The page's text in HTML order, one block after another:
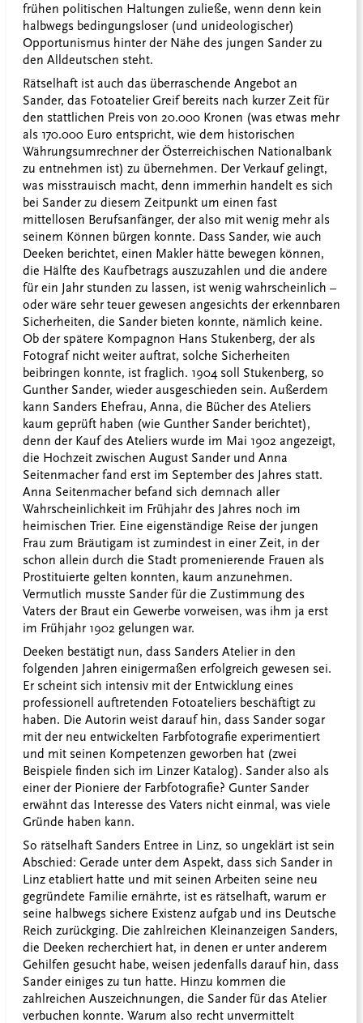
frühen politischen Haltungen zuließe, wenn denn kein
halbwegs bedingungsloser (und unideologischer)
Opportunismus hinter der Nähe des jungen Sander zu
den Alldeutschen steht.
Rätselhaft ist auch das überraschende Angebot an
Sander, das Fotoatelier Greif bereits nach kurzer Zeit für
den stattlichen Preis von 20.000 Kronen (was etwas mehr
als 170.000 Euro entspricht, wie dem historischen
Währungsumrechner der Österreichischen Nationalbank
zu entnehmen ist) zu übernehmen. Der Verkauf gelingt,
was misstrauisch macht, denn immerhin handelt es sich
bei Sander zu diesem Zeitpunkt um einen fast
mittellosen Berufsanfänger, der also mit wenig mehr als
seinem Können bürgen konnte. Dass Sander, wie auch
Deeken berichtet, einen Makler hätte bewegen können,
die Hälfte des Kaufbetrags auszuzahlen und die andere
für ein Jahr stunden zu lassen, ist wenig wahrscheinlich –
oder wäre sehr teuer gewesen angesichts der erkennbaren
Sicherheiten, die Sander bieten konnte, nämlich keine.
Ob der spätere Kompagnon Hans Stukenberg, der als
Fotograf nicht weiter auftrat, solche Sicherheiten
beibringen konnte, ist fraglich. 1904 soll Stukenberg, so
Gunther Sander, wieder ausgeschieden sein. Außerdem
kann Sanders Ehefrau, Anna, die Bücher des Ateliers
kaum geprüft haben (wie Gunther Sander berichtet),
denn der Kauf des Ateliers wurde im Mai 1902 angezeigt,
die Hochzeit zwischen August Sander und Anna
Seitenmacher fand erst im September des Jahres statt.
Anna Seitenmacher befand sich demnach aller
Wahrscheinlichkeit im Frühjahr des Jahres noch im
heimischen Trier. Eine eigenständige Reise der jungen
Frau zum Bräutigam ist zumindest in einer Zeit, in der
schon allein durch die Stadt promenierende Frauen als
Prostituierte gelten konnten, kaum anzunehmen.
Vermutlich musste Sander für die Zustimmung des
Vaters der Braut ein Gewerbe vorweisen, was ihm ja erst
im Frühjahr 1902 gelungen war.
Deeken bestätigt nun, dass Sanders Atelier in den
folgenden Jahren einigermaßen erfolgreich gewesen sei.
Er scheint sich intensiv mit der Entwicklung eines
professionell auftretenden Fotoateliers beschäftigt zu
haben. Die Autorin weist darauf hin, dass Sander sogar
mit der neu entwickelten Farbfotografie experimentiert
und mit seinen Kompetenzen geworben hat (zwei
Beispiele finden sich im Linzer Katalog). Sander also als
einer der Pioniere der Farbfotografie? Gunter Sander
erwähnt das Interesse des Vaters nicht einmal, was viele
Gründe haben kann.
So rätselhaft Sanders Entree in Linz, so ungeklärt ist sein
Abschied: Gerade unter dem Aspekt, dass sich Sander in
Linz etabliert hatte und mit seinen Arbeiten seine neu
gegründete Familie ernährte, ist es rätselhaft, warum er
seine halbwegs sichere Existenz aufgab und ins Deutsche
Reich zurückging. Die zahlreichen Kleinanzeigen Sanders,
die Deeken recherchiert hat, in denen er unter anderem
Gehilfen gesucht habe, weisen jedenfalls darauf hin, dass
Sander einiges zu tun hatte. Hinzu kommen die
zahlreichen Auszeichnungen, die Sander für das Atelier
verbuchen konnte. Warum also recht unvermittelt